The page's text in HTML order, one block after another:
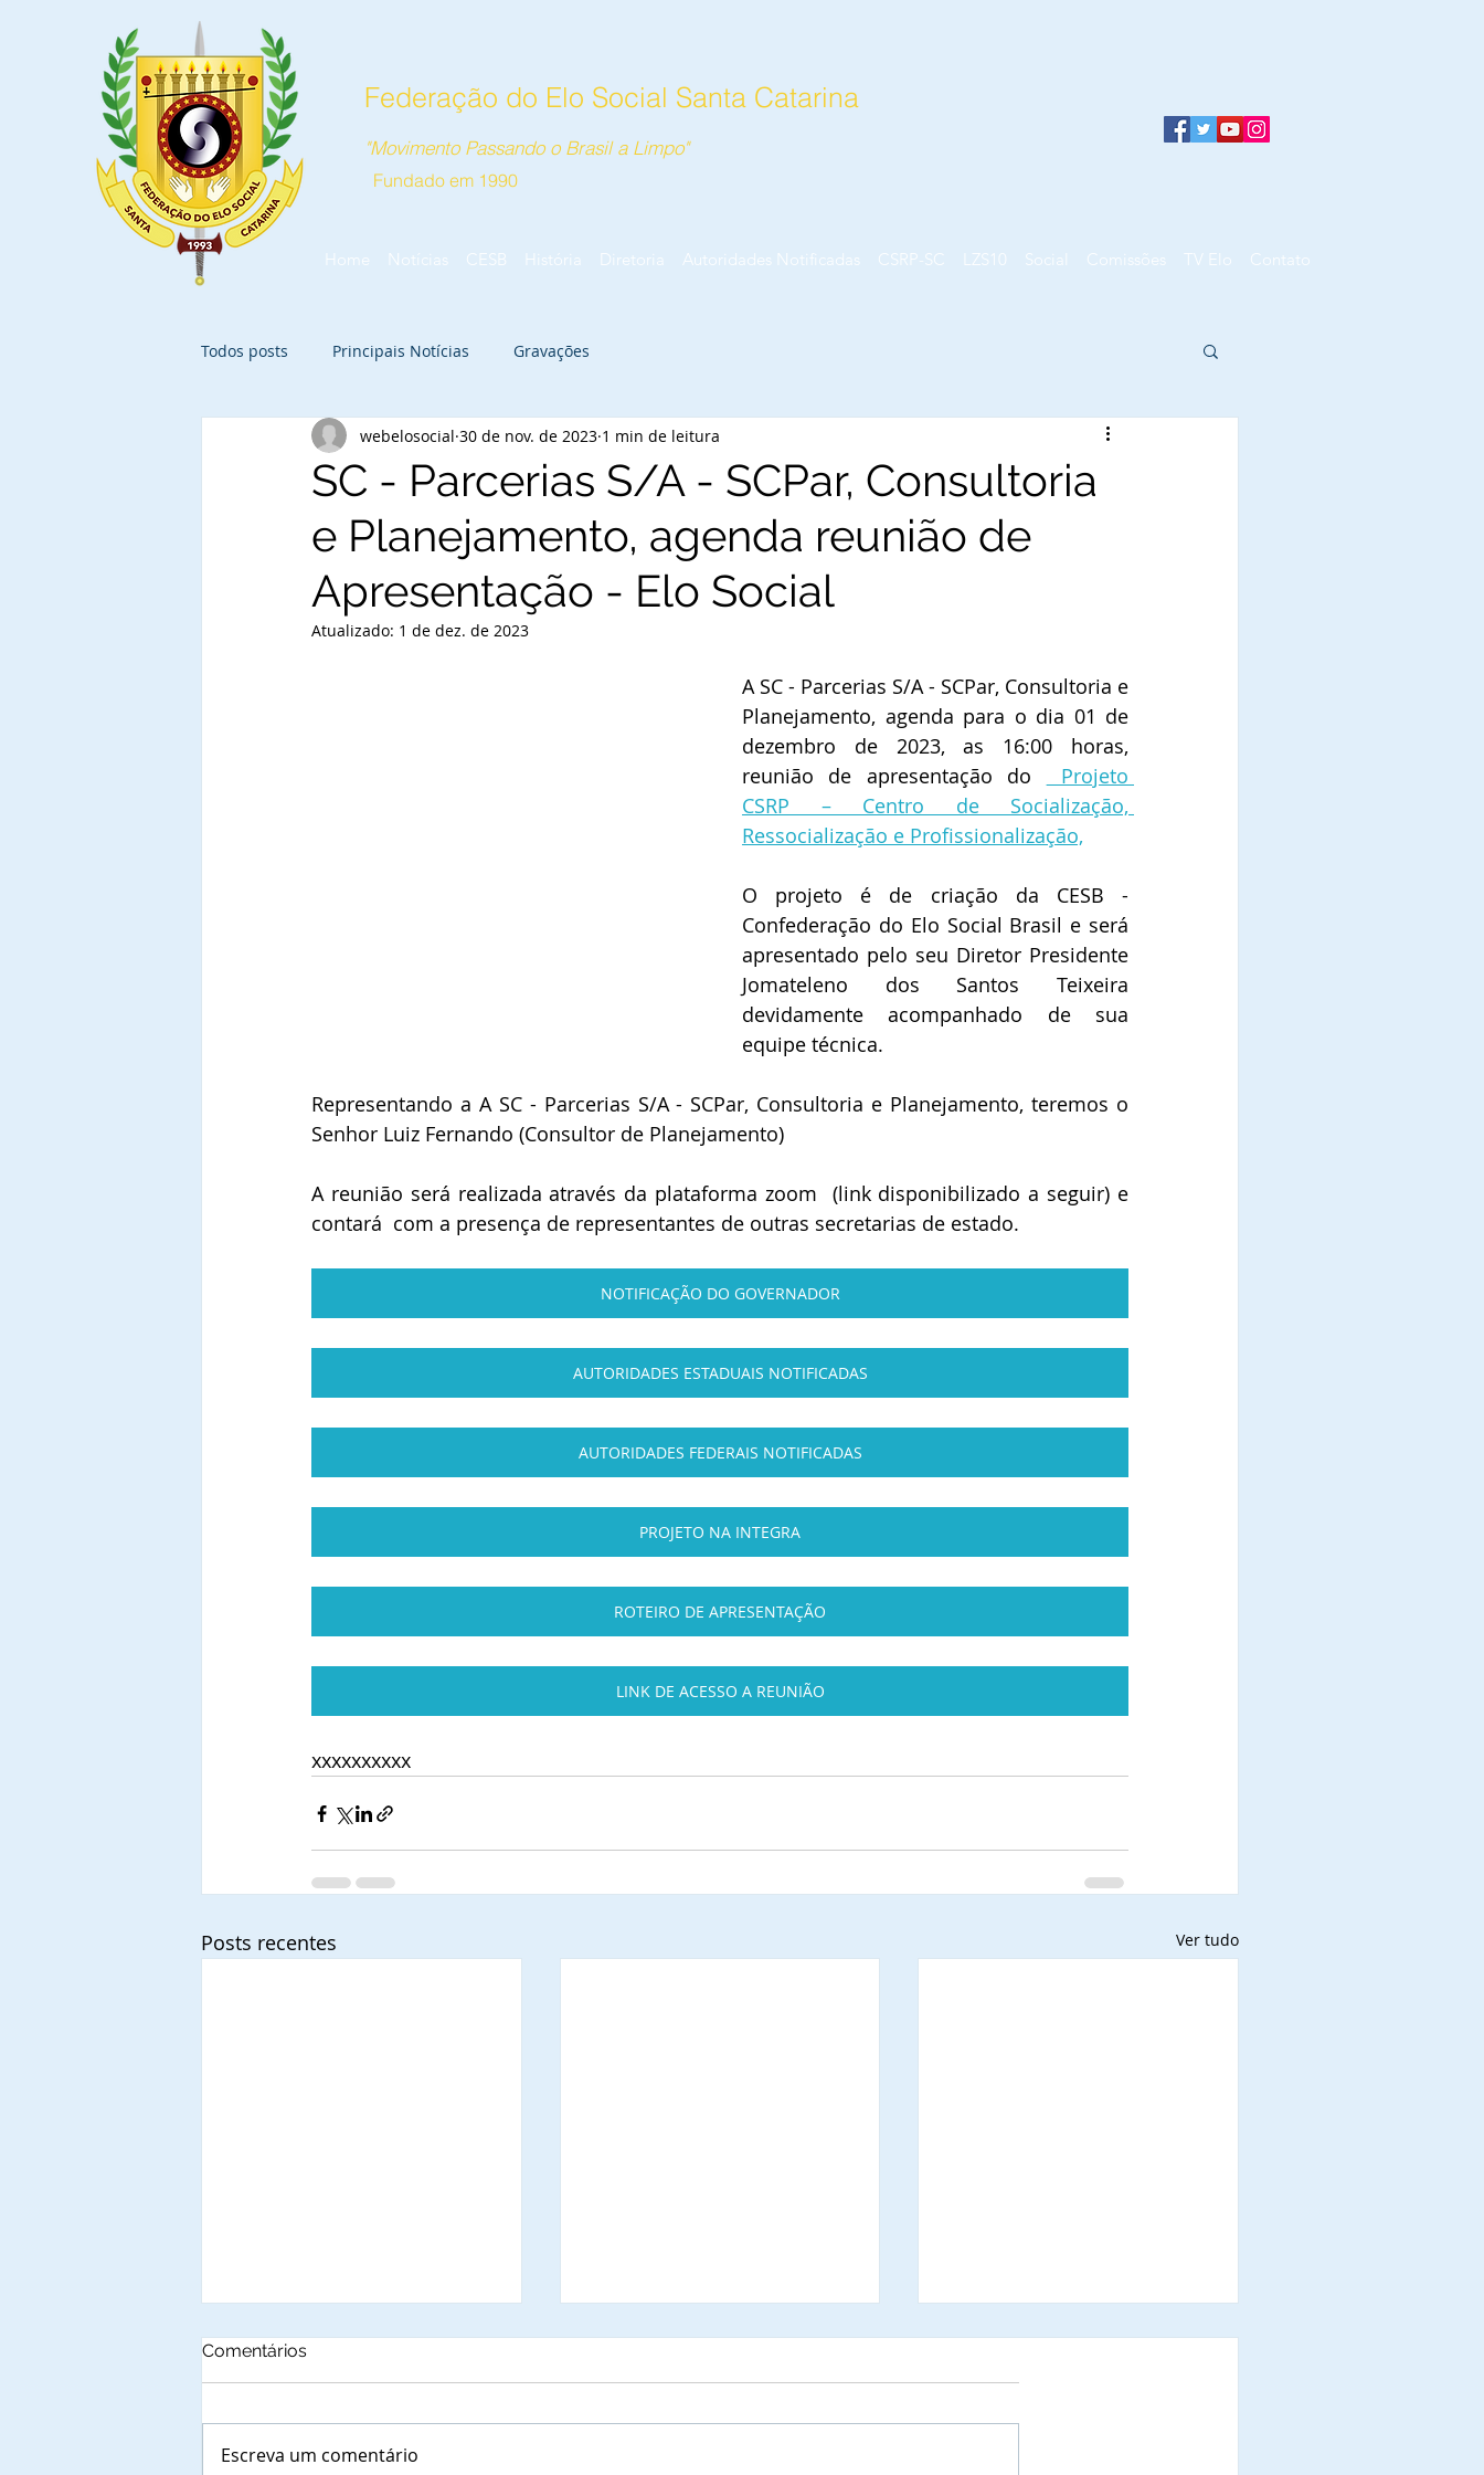
Federação do Elo Social Santa Catarina
"Movimento Passando o Brasil a Limpo"
Fundado em 1990
Home Notícias CESB História Diretoria Autoridades Notificadas CSRP-SC LZS10 Social Comissões TV Elo Contato
Todos posts Principais Notícias Gravações
SC - Parcerias S/A - SCPar, Consultoria
e Planejamento, agenda reunião de
Apresentação - Elo Social
webelosocial 30 de nov. de 2023 1 min de leitura
Atualizado: 1 de dez. de 2023
A SC - Parcerias S/A - SCPar, Consultoria e
Planejamento, agenda para o dia 01 de
dezembro de 2023, as 16:00 horas,
reunião de apresentação do
Projeto
CSRP – Centro de Socialização,
Ressocialização e Profissionalização,
O projeto é de criação da CESB -
Confederação do Elo Social Brasil e será
apresentado pelo seu Diretor Presidente
Jomateleno dos Santos Teixeira
devidamente acompanhado de sua
equipe técnica.
Representando a A SC - Parcerias S/A - SCPar, Consultoria e Planejamento, teremos o
Senhor Luiz Fernando (Consultor de Planejamento)
A reunião será realizada através da plataforma zoom  (link disponibilizado a seguir) e
contará  com a presença de representantes de outras secretarias de estado.
NOTIFICAÇÃO DO GOVERNADOR
AUTORIDADES ESTADUAIS NOTIFICADAS
AUTORIDADES FEDERAIS NOTIFICADAS
PROJETO NA INTEGRA
ROTEIRO DE APRESENTAÇÃO
LINK DE ACESSO A REUNIÃO
xxxxxxxxxx
Posts recentes Ver tudo
Comentários
Escreva um comentário